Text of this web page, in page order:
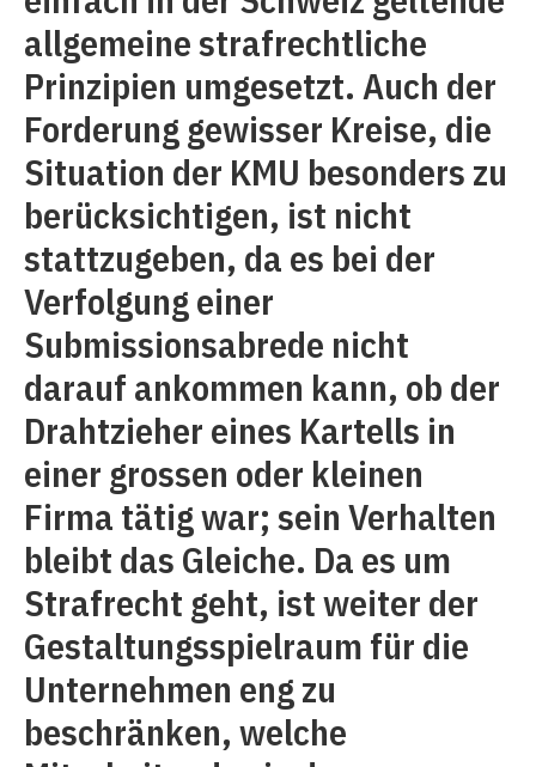
allgemeine strafrechtliche
Prinzipien umgesetzt. Auch der
Forderung gewisser Kreise, die
Situation der KMU besonders zu
berücksichtigen, ist nicht
stattzugeben, da es bei der
Verfolgung einer
Submissionsabrede nicht
darauf ankommen kann, ob der
Drahtzieher eines Kartells in
einer grossen oder kleinen
Firma tätig war; sein Verhalten
bleibt das Gleiche. Da es um
Strafrecht geht, ist weiter der
Gestaltungsspielraum für die
Unternehmen eng zu
beschränken, welche